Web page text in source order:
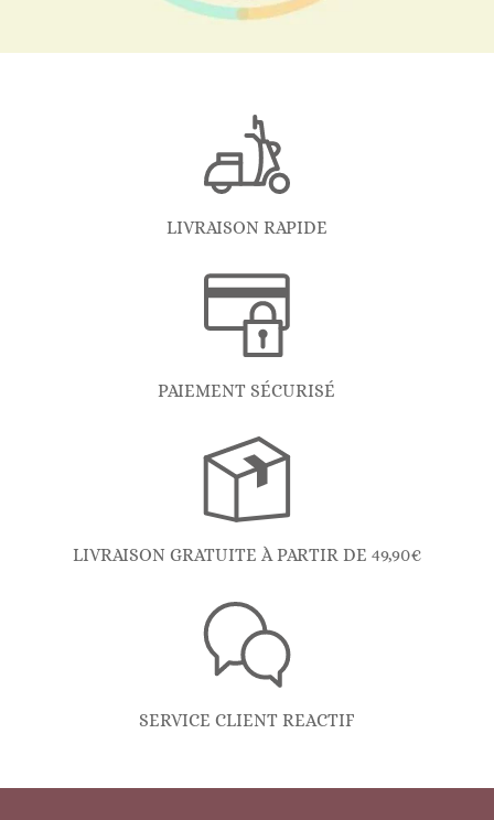
LIVRAISON RAPIDE
PAIEMENT SÉCURISÉ
LIVRAISON GRATUITE À PARTIR DE 49,90€
SERVICE CLIENT REACTIF